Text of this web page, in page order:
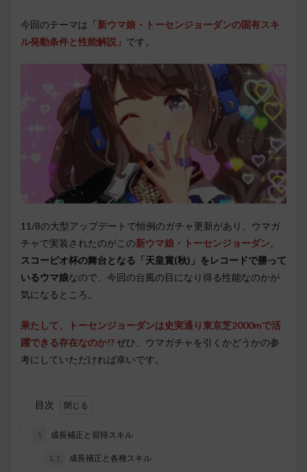
今回のテーマは 「新ウマ娘・トーセンジョーダンの固有スキ
ル発動条件と性能解説」 です。
11/8の大型アップデートで恒例のガチャ更新があり、ウマガ
チャで実装されたのがこの新ウマ娘・トーセンジョーダン。
スコーピオ杯の舞台となる「天皇賞(秋)」をレコードで勝って
いるウマ娘なので、今回の台風の目になり得る性能なのかが
気になるところ。
果たして、トーセンジョーダンは史実通り東京芝2000mで活
躍できる存在なのか!?ぜひ、ウマガチャを引くかどうかの参
考にしていただければ幸いです。
目次
1 成長補正と習得スキル
1.1 成長補正と各種スキル